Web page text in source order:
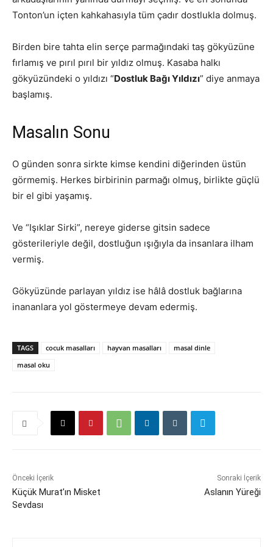
Tonton’un içten kahkahasıyla tüm çadır dostlukla dolmuş.
Birden bire tahta elin serçe parmağındaki taş gökyüzüne
fırlamış ve pırıl pırıl bir yıldız olmuş. Kasaba halkı
gökyüzündeki o yıldızı “Dostluk Bağı Yıldızı” diye anmaya
başlamış.
Masalın Sonu
O günden sonra sirkte kimse kendini diğerinden üstün
görmemiş. Herkes birbirinin parmağı olmuş, birlikte güçlü
bir el gibi yaşamış.
Ve “Işıklar Sirki”, nereye giderse gitsin sadece
gösterileriyle değil, dostluğun ışığıyla da insanlara ilham
vermiş.
Gökyüzünde parlayan yıldız ise hâlâ dostluk bağlarına
inananlara yol göstermeye devam edermiş.
TAGS cocuk masalları hayvan masalları
masal dinle
masal oku
Önceki İçerik
Küçük Murat’ın Misket
Sevdası
Sonraki İçerik
Aslanın Yüreği